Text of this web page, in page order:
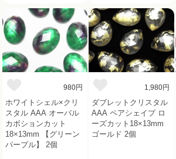
980円
ホワイトシェル×クリ
スタル AAA オーバル
カボションカット
18×13mm 【グリーン
パープル】 2個
1,980円
ダブレットクリスタル
AAA ペアシェイプ ロ
ーズカット18×13mm
ゴールド 2個